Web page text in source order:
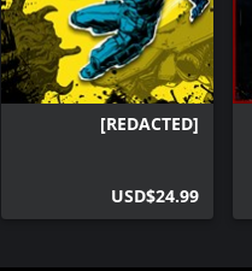
[REDACTED]
USD$24.99